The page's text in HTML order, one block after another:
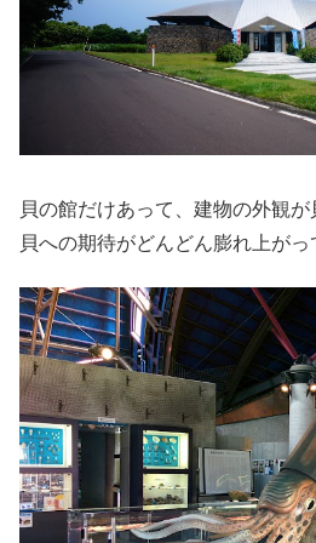
貝の館だけあって、建物の外観が
貝への期待がどんどん膨れ上がっ